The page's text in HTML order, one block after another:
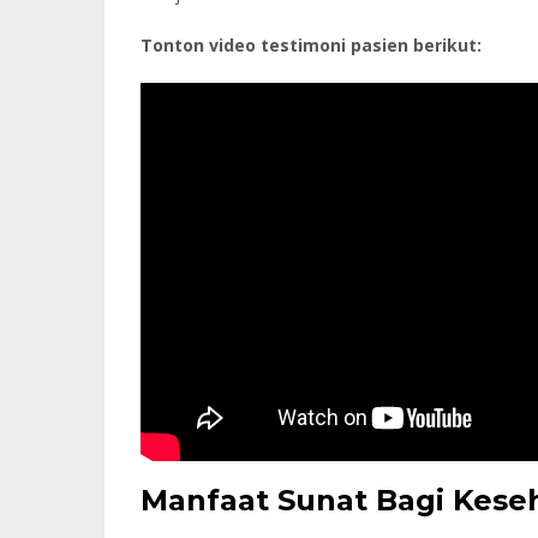
Tonton video testimoni pasien berikut:
Manfaat Sunat Bagi